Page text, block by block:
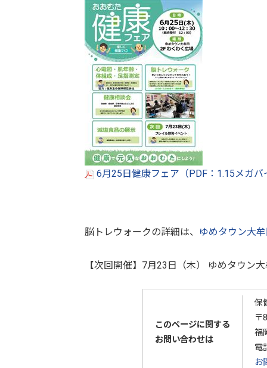
6月25日健康フェア（PDF：1.15メガバ
脳トレウォークの詳細は、 ゆめタウン大
【次回開催】7月23日（木） ゆめタウ
このページに関する
お問い合わせは
保
〒
福
電
お